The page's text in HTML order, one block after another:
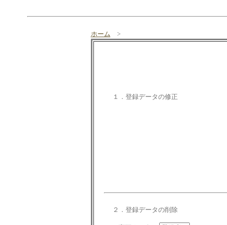
ホーム >
１．登録データの修正
２．登録データの削除